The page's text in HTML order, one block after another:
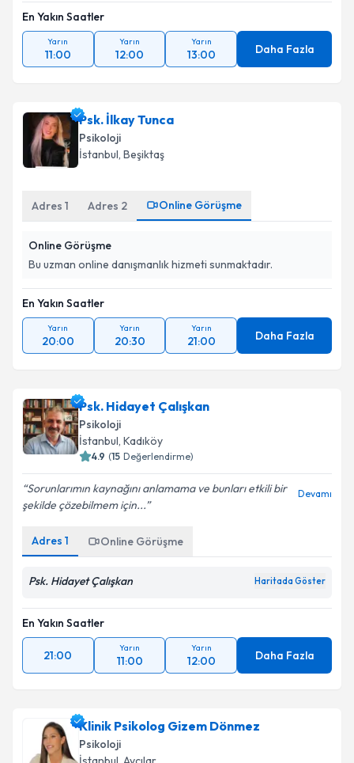
En Yakın Saatler
Yarın
11:00
Yarın
12:00
Yarın
13:00 Daha Fazla
Psk. İlkay Tunca
Psikoloji
İstanbul, Beşiktaş
Adres 1 Adres 2 Online Görüşme
Online Görüşme
Bu uzman online danışmanlık hizmeti sunmaktadır.
En Yakın Saatler
Yarın
20:00
Yarın
20:30
Yarın
21:00 Daha Fazla
Psk. Hidayet Çalışkan
Psikoloji
İstanbul, Kadıköy
4.9 (15 Değerlendirme)
Sorunlarımın kaynağını anlamama ve bunları etkili bir
şekilde çözebilmem için...
Devamı
Adres 1 Online Görüşme
Psk. Hidayet Çalışkan Haritada Göster
En Yakın Saatler
21:00
Yarın
11:00
Yarın
12:00 Daha Fazla
Klinik Psikolog Gizem Dönmez
Psikoloji